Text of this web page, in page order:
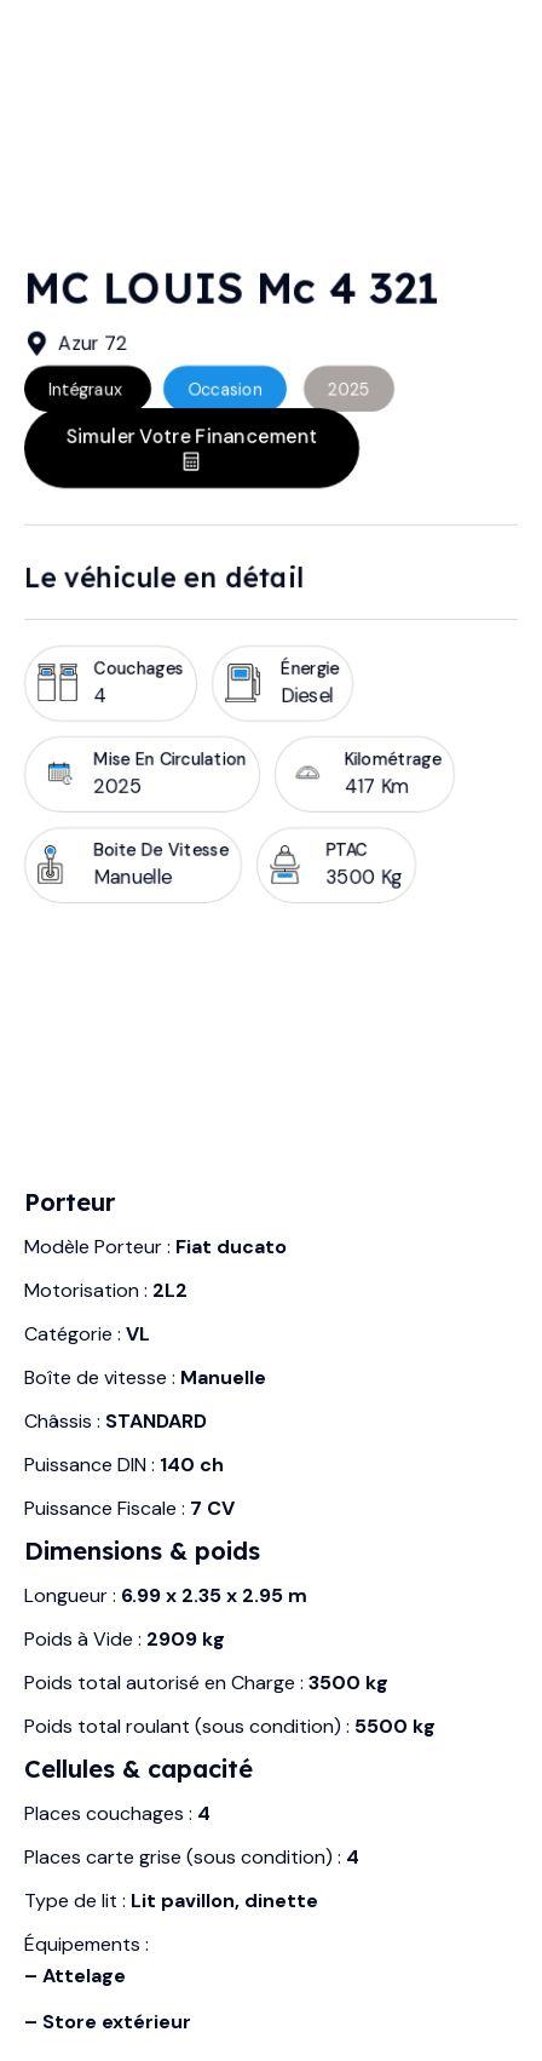
MC LOUIS Mc 4 321
Azur 72
Intégraux Occasion 2025
Simuler Votre Financement
Le véhicule en détail
Couchages
4
Énergie
Diesel
Mise En Circulation
2025
Kilométrage
417 Km
Boite De Vitesse
Manuelle
PTAC
3500 Kg
Porteur
Modèle Porteur : Fiat ducato
Motorisation : 2L2
Catégorie : VL
Boîte de vitesse : Manuelle
Châssis : STANDARD
Puissance DIN : 140 ch
Puissance Fiscale : 7 CV
Dimensions & poids
Longueur : 6.99 x 2.35 x 2.95 m
Poids à Vide : 2909 kg
Poids total autorisé en Charge : 3500 kg
Poids total roulant (sous condition) : 5500 kg
Cellules & capacité
Places couchages : 4
Places carte grise (sous condition) : 4
Type de lit : Lit pavillon, dinette
Équipements :
– Attelage
– Store extérieur